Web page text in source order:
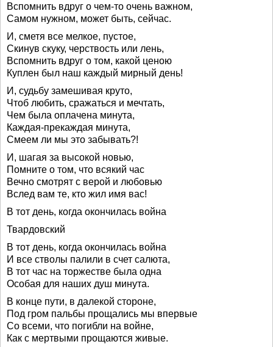
Вспомнить вдруг о чем-то очень важном,
Самом нужном, может быть, сейчас.
И, сметя все мелкое, пустое,
Скинув скуку, черствость или лень,
Вспомнить вдруг о том, какой ценою
Куплен был наш каждый мирный день!
И, судьбу замешивая круто,
Чтоб любить, сражаться и мечтать,
Чем была оплачена минута,
Каждая-прекаждая минута,
Смеем ли мы это забывать?!
И, шагая за высокой новью,
Помните о том, что всякий час
Вечно смотрят с верой и любовью
Вслед вам те, кто жил имя вас!
В тот день, когда окончилась война
Твардовский
В тот день, когда окончилась война
И все стволы палили в счет салюта,
В тот час на торжестве была одна
Особая для наших душ минута.
В конце пути, в далекой стороне,
Под гром пальбы прощались мы впервые
Со всеми, что погибли на войне,
Как с мертвыми прощаются живые.